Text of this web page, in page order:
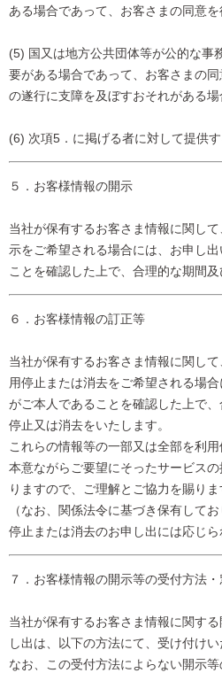
ある場合であって、お客さまの同意
(5) 国又は地方公共団体等が公的な事
要がある場合であって、お客さまの
の遂行に支障を及ぼすおそれがある場
(6) 次項5．に掲げる者に対して提供
５．お客様情報の開示
当社が保有するお客さま情報に関し
示をご希望される場合には、お申し
ことを確認した上で、合理的な期間及
６．お客様情報の訂正等
当社が保有するお客さま情報に関し
用停止または消去をご希望される場
がご本人であることを確認した上で
停止又は消去をいたします。
これらの情報等の一部又は全部を利
本意ながらご要望にそったサービス
りますので、ご理解とご協力を賜り
（なお、関係法令に基づき保有して
停止または消去のお申し出には応じら
７．お客様情報の開示等の受付方法・
当社が保有するお客さま情報に関す
し出は、以下の方法にて、受け付けい
なお、この受付方法によらない開示